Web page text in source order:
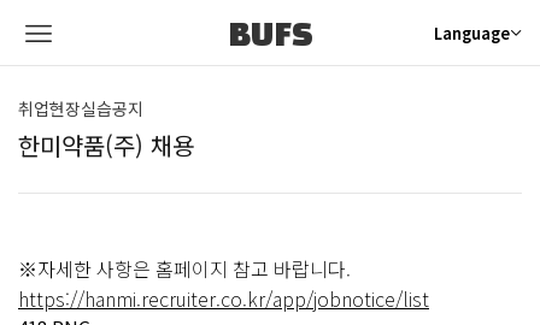
BUFS Language
취업현장실습공지
한미약품(주) 채용
※자세한 사항은 홈페이지 참고 바랍니다.
https://hanmi.recruiter.co.kr/app/jobnotice/list